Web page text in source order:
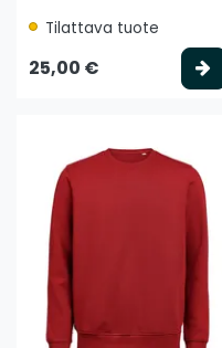
Tilattava tuote
25,00 €